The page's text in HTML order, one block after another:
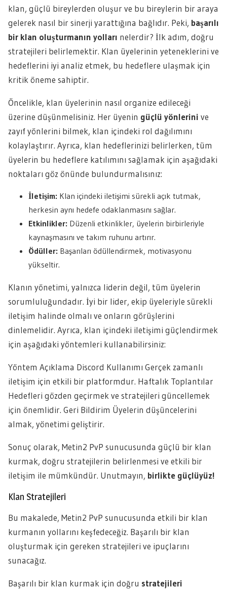
klan, güçlü bireylerden oluşur ve bu bireylerin bir araya
gelerek nasıl bir sinerji yarattığına bağlıdır. Peki, başarılı
bir klan oluşturmanın yolları nelerdir? İlk adım, doğru
stratejileri belirlemektir. Klan üyelerinin yeteneklerini ve
hedeflerini iyi analiz etmek, bu hedeflere ulaşmak için
kritik öneme sahiptir.
Öncelikle, klan üyelerinin nasıl organize edileceği
üzerine düşünmelisiniz. Her üyenin güçlü yönlerini ve
zayıf yönlerini bilmek, klan içindeki rol dağılımını
kolaylaştırır. Ayrıca, klan hedeflerinizi belirlerken, tüm
üyelerin bu hedeflere katılımını sağlamak için aşağıdaki
noktaları göz önünde bulundurmalısınız:
İletişim: Klan içindeki iletişimi sürekli açık tutmak,
herkesin aynı hedefe odaklanmasını sağlar.
Etkinlikler: Düzenli etkinlikler, üyelerin birbirleriyle
kaynaşmasını ve takım ruhunu artırır.
Ödüller: Başarıları ödüllendirmek, motivasyonu
yükseltir.
Klanın yönetimi, yalnızca liderin değil, tüm üyelerin
sorumluluğundadır. İyi bir lider, ekip üyeleriyle sürekli
iletişim halinde olmalı ve onların görüşlerini
dinlemelidir. Ayrıca, klan içindeki iletişimi güçlendirmek
için aşağıdaki yöntemleri kullanabilirsiniz:
Yöntem Açıklama Discord Kullanımı Gerçek zamanlı
iletişim için etkili bir platformdur. Haftalık Toplantılar
Hedefleri gözden geçirmek ve stratejileri güncellemek
için önemlidir. Geri Bildirim Üyelerin düşüncelerini
almak, yönetimi geliştirir.
Sonuç olarak, Metin2 PvP sunucusunda güçlü bir klan
kurmak, doğru stratejilerin belirlenmesi ve etkili bir
iletişim ile mümkündür. Unutmayın, birlikte güçlüyüz!
Klan Stratejileri
Bu makalede, Metin2 PvP sunucusunda etkili bir klan
kurmanın yollarını keşfedeceğiz. Başarılı bir klan
oluşturmak için gereken stratejileri ve ipuçlarını
sunacağız.
Başarılı bir klan kurmak için doğru stratejileri